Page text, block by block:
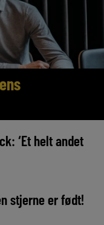
‘Et helt andet
stjerne er født!